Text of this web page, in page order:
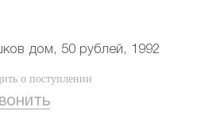
дом, 50 рублей, 1992
о поступлении